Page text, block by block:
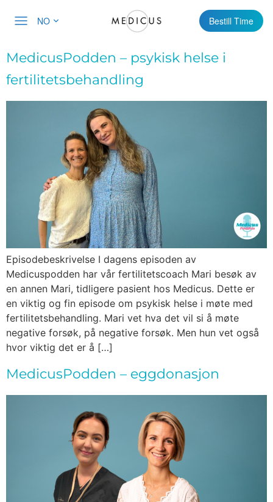
NO Bestill Time
MedicusPodden – psykisk helse i
fertilitetsbehandling
Episodebeskrivelse I dagens episoden av
Medicuspodden har vår fertilitetscoach Mari besøk av
en annen Mari, tidligere pasient hos Medicus. Dette er
en viktig og fin episode om psykisk helse i møte med
fertilitetsbehandling. Mari vet hva det vil si å møte
negative forsøk, på negative forsøk. Men hun vet også
hvor viktig det er å […]
MedicusPodden – eggdonasjon